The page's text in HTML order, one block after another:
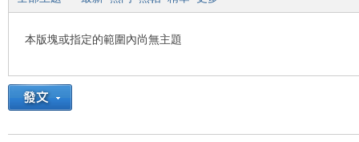
車
本版塊或指定的範圍內尚無主題